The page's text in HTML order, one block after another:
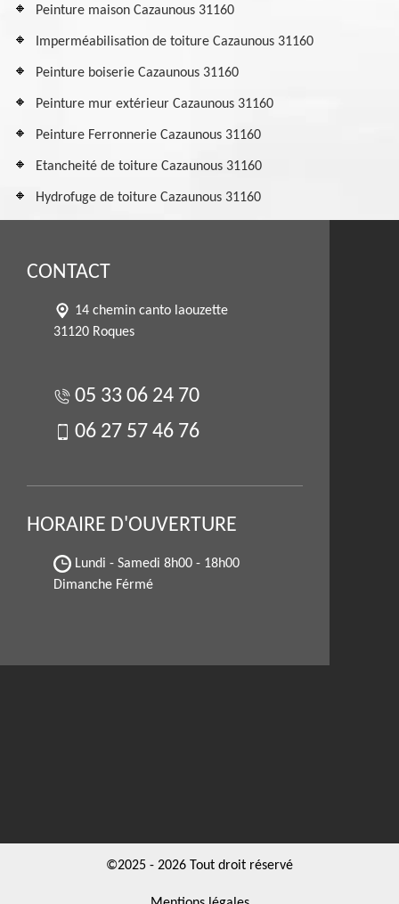
Peinture maison Cazaunous 31160
Imperméabilisation de toiture Cazaunous 31160
Peinture boiserie Cazaunous 31160
Peinture mur extérieur Cazaunous 31160
Peinture Ferronnerie Cazaunous 31160
Etancheité de toiture Cazaunous 31160
Hydrofuge de toiture Cazaunous 31160
CONTACT
14 chemin canto laouzette
31120 Roques
05 33 06 24 70
06 27 57 46 76
HORAIRE D'OUVERTURE
Lundi - Samedi 8h00 - 18h00
Dimanche Férmé
©2025 - 2026 Tout droit réservé